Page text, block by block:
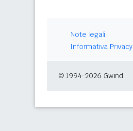
Note legali
Informativa Privacy
© 1994-2026 Gwind